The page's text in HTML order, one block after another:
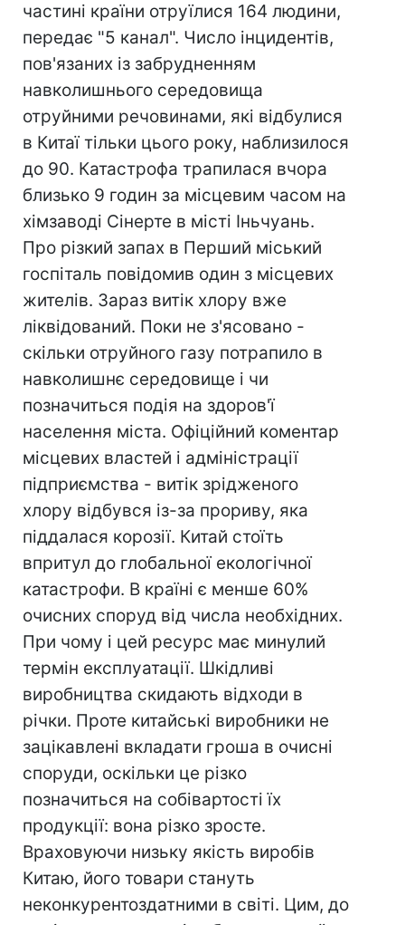
частині країни отруїлися 164 людини,
передає "5 канал". Число інцидентів,
пов'язаних із забрудненням
навколишнього середовища
отруйними речовинами, які відбулися
в Китаї тільки цього року, наблизилося
до 90. Катастрофа трапилася вчора
близько 9 годин за місцевим часом на
хімзаводі Сінерте в місті Іньчуань.
Про різкий запах в Перший міський
госпіталь повідомив один з місцевих
жителів. Зараз витік хлору вже
ліквідований. Поки не з'ясовано -
скільки отруйного газу потрапило в
навколишнє середовище і чи
позначиться подія на здоров'ї
населення міста. Офіційний коментар
місцевих властей і адміністрації
підприємства - витік зрідженого
хлору відбувся із-за прориву, яка
піддалася корозії. Китай стоїть
впритул до глобальної екологічної
катастрофи. В країні є менше 60%
очисних споруд від числа необхідних.
При чому і цей ресурс має минулий
термін експлуатації. Шкідливі
виробництва скидають відходи в
річки. Проте китайські виробники не
зацікавлені вкладати гроша в очисні
споруди, оскільки це різко
позначиться на собівартості їх
продукції: вона різко зросте.
Враховуючи низьку якість виробів
Китаю, його товари стануть
неконкурентоздатними в світі. Цим, до